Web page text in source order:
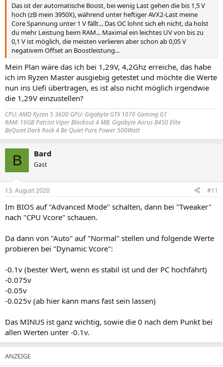
Das ist der automatische Boost, bei wenig Last gehen die bis 1,5 V
hoch (zB mein 3950X), während unter heftiger AVX2-Last meine
Core Spannung unter 1 V fällt... Das OC lohnt sich eh nicht, da holst
du mehr Leistung beim RAM... Maximal ein leichtes UV von bis zu
0,1 V ist möglich, die meisten verlieren aber schon ab 0,05 V
negativem Offset an Boostleistung...
Mein Plan wäre das ich bei 1,29V, 4,2Ghz erreiche, das habe
ich im Ryzen Master ausgiebig getestet und möchte die Werte
nun ins Uefi übertragen, es ist also nicht möglich irgendwie
die 1,29V einzustellen?
CPU: AMD Ryzen 5 3600 GPU: Gigabyte GTX 1070 Gaming G1
RAM: 16GB Patriot Viper Blackout 4 MB: Gigabyte Aorus B450 Elite
BeQuiet Dark Rock 4 Be Quiet Pure Power 500Watt
B Bard
Gast
13. August 2020 #11
Im BIOS auf "Advanced Mode" schalten, dann bei "Tweaker"
nach "CPU Vcore" schauen.
Da dann von "Auto" auf "Normal" stellen und folgende Werte
probieren bei "Dynamic Vcore":
-0.1v (bester Wert, wenn es stabil ist und der PC hochfährt)
-0.075v
-0.05v
-0.025v (ab hier kann mans fast sein lassen)
Das MINUS ist ganz wichtig, sowie die 0 nach dem Punkt bei
allen Werten unter -0.1v.